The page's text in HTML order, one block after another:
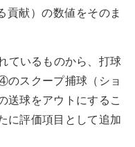
貢献）の数値をそのま
ているものから、打球
のスクープ捕球（ショ
送球をアウトにするこ
に評価項目として追加